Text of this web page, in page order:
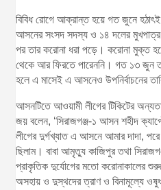
বিবিধ রোগে আক্রান্ত হয়ে গত জুনে হঠাৎই
আসনের সংসদ সদস্য ও ১৪ দলের মুখপাত্র
পর তার করোনা ধরা পড়ে। করোনা মুক্ত
থেকে আর ফিরতে পারেননি। গত ১৩ জুন
হলে এ মাসেই এ আসনেও উপনির্বাচনের
আসনটিতে আওয়ামী লীগের টিকিটের
জয় বলেন, ‘সিরাজগঞ্জ-১ আসন শহীদ
লীগের দুর্গখ্যাত এ আসনে আমার দাদা,
ছিলাম। বাবা আমৃত্যু কাজিপুর তথা
প্রাকৃতিক দুর্যোগের মতো করোনাকালের
অসহায় ও দুস্থদের ত্রাণ ও বিনামূল্যে